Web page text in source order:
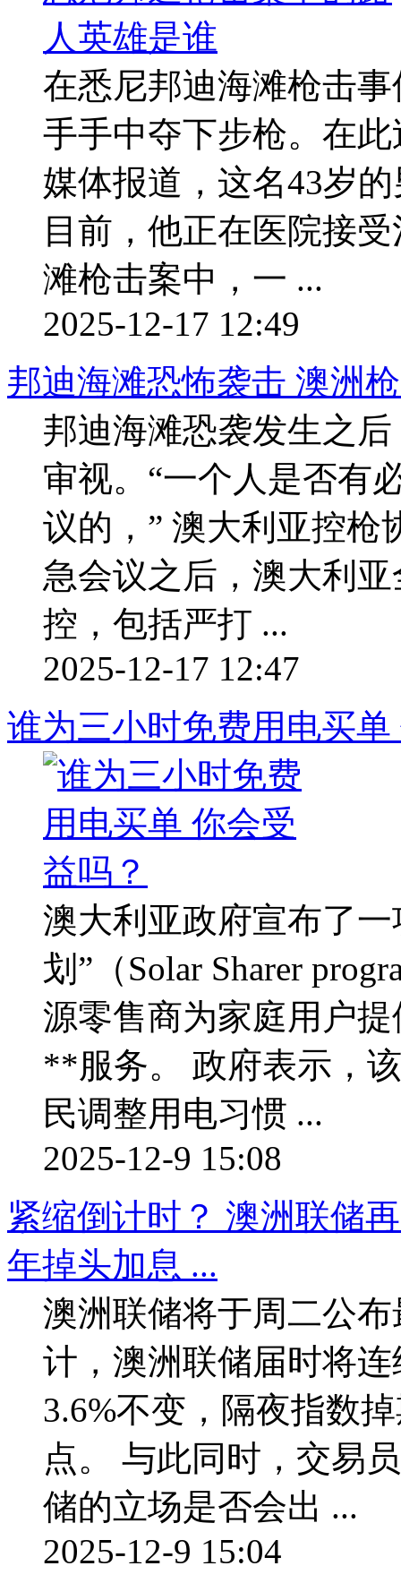
在悉尼邦迪海滩枪击
手手中夺下步枪。在
媒体报道，这名43岁
目前，他正在医院接
滩枪击案中，一 ...
2025-12-17 12:49
邦迪海滩恐怖袭击 澳洲
邦迪海滩恐袭发生之
审视。“一个人是否有
议的，” 澳大利亚控枪
急会议之后，澳大利
控，包括严打 ...
2025-12-17 12:47
谁为三小时免费用电买
澳大利亚政府宣布了
划”（Solar Sharer
源零售商为家庭用户
**服务。 政府表示，
民调整用电习惯 ...
2025-12-9 15:08
紧缩倒计时？ 澳洲联储
年掉头加息 ...
澳洲联储将于周二公
计，澳洲联储届时将
3.6%不变，隔夜指数
点。 与此同时，交易
储的立场是否会出 ...
2025-12-9 15:04